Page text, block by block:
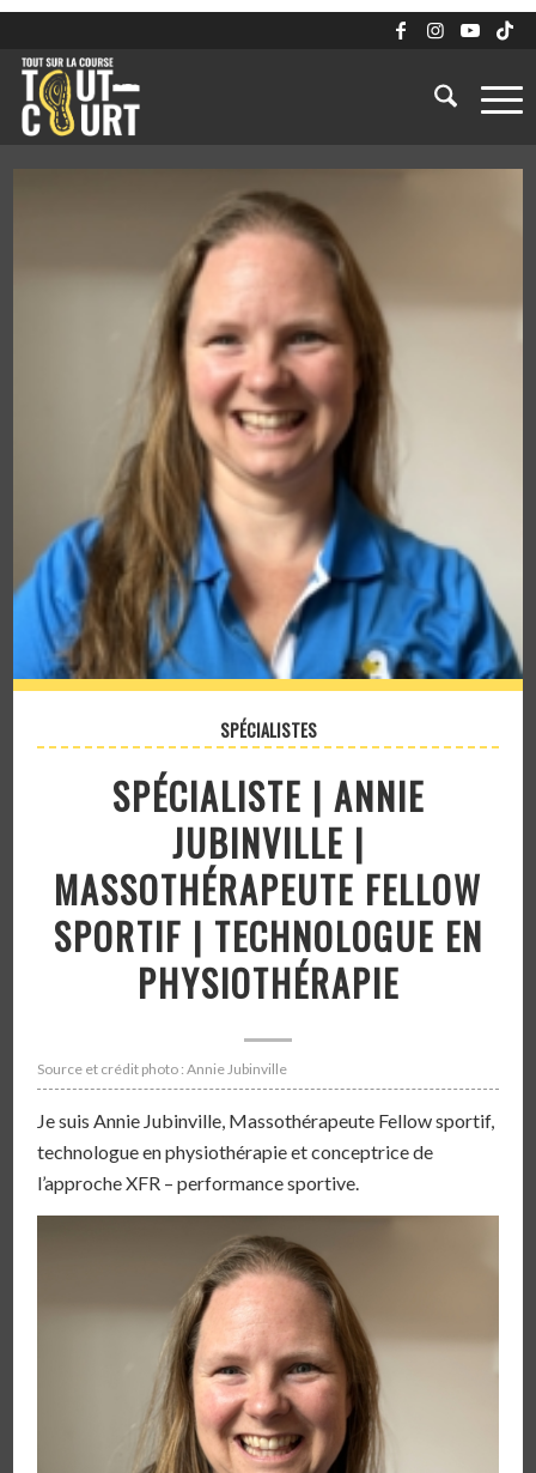
SPÉCIALISTES
SPÉCIALISTE | ANNIE
JUBINVILLE |
MASSOTHÉRAPEUTE FELLOW
SPORTIF | TECHNOLOGUE EN
PHYSIOTHÉRAPIE
Source et crédit photo : Annie Jubinville
Je suis Annie Jubinville, Massothérapeute Fellow sportif,
technologue en physiothérapie et conceptrice de
l’approche XFR – performance sportive.